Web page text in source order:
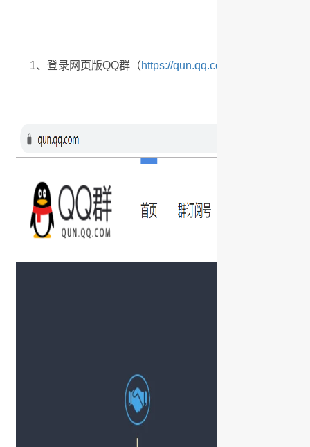
老版本网页QQ群
1、登录网页版QQ群（https://qun.qq.com/